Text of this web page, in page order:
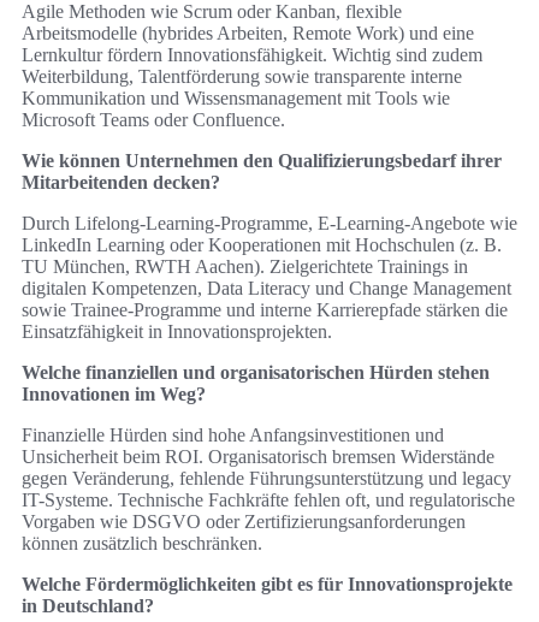
Agile Methoden wie Scrum oder Kanban, flexible
Arbeitsmodelle (hybrides Arbeiten, Remote Work) und eine
Lernkultur fördern Innovationsfähigkeit. Wichtig sind zudem
Weiterbildung, Talentförderung sowie transparente interne
Kommunikation und Wissensmanagement mit Tools wie
Microsoft Teams oder Confluence.
Wie können Unternehmen den Qualifizierungsbedarf ihrer
Mitarbeitenden decken?
Durch Lifelong-Learning-Programme, E‑Learning-Angebote wie
LinkedIn Learning oder Kooperationen mit Hochschulen (z. B.
TU München, RWTH Aachen). Zielgerichtete Trainings in
digitalen Kompetenzen, Data Literacy und Change Management
sowie Trainee-Programme und interne Karrierepfade stärken die
Einsatzfähigkeit in Innovationsprojekten.
Welche finanziellen und organisatorischen Hürden stehen
Innovationen im Weg?
Finanzielle Hürden sind hohe Anfangsinvestitionen und
Unsicherheit beim ROI. Organisatorisch bremsen Widerstände
gegen Veränderung, fehlende Führungsunterstützung und legacy
IT-Systeme. Technische Fachkräfte fehlen oft, und regulatorische
Vorgaben wie DSGVO oder Zertifizierungsanforderungen
können zusätzlich beschränken.
Welche Fördermöglichkeiten gibt es für Innovationsprojekte
in Deutschland?